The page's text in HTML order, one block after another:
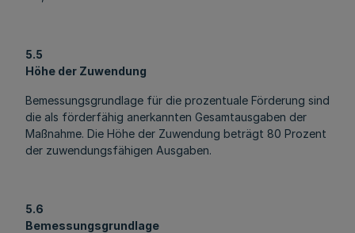
5.5
Höhe der Zuwendung
Bemessungsgrundlage für die prozentuale Förderung sind
die als förderfähig anerkannten Gesamtausgaben der
Maßnahme. Die Höhe der Zuwendung beträgt 80 Prozent
der zuwendungsfähigen Ausgaben.
5.6
Bemessungsgrundlage